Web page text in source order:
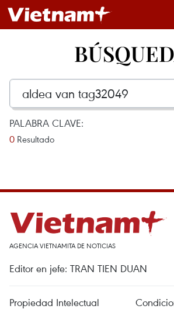
PALABRA CLAVE:
0 Resultado
AGENCIA VIETNAMITA DE NOTICIAS
Editor en jefe: TRAN TIEN DUAN
Propiedad Intelectual